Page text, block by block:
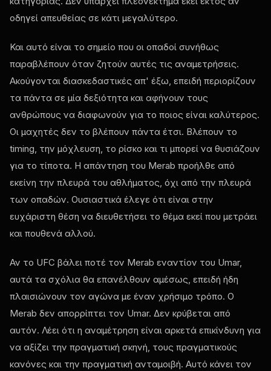
οδηγεί απευθείας σε κάτι μεγαλύτερο.
Και αυτό είναι το σημείο που οι οπαδοί συνήθως
παραβλέπουν όταν ζητούν αυτές τις αναμετρήσεις.
Ακούγονται διασκεδαστικές απ' έξω, επειδή περιορίζουν
τα πάντα σε μία δεξιότητα και αφήνουν τους
ανθρώπους να διαφωνούν για το ποιος είναι καλύτερος.
Οι μαχητές δεν το βλέπουν πάντα έτσι. Βλέπουν το
timing, την μόχλευση, το ρίσκο και τι μπορεί να θυσιάζουν
για το τίποτα. Η απάντηση του Merab προήλθε από
εκείνη την πλευρά του αθλήματος, όχι από την πλευρά
των οπαδών. Ουσιαστικά έλεγε ότι είναι στην
ευχάριστη θέση να διευθετήσει το θέμα εκεί που μετράει
και πουθενά αλλού.
Αν το UFC βάλει ποτέ τον Merab εναντίον του Umar,
αυτά τα σχόλια θα επανέλθουν αμέσως, επειδή ήδη
πλαισιώνουν τον αγώνα με έναν χρήσιμο τρόπο. Ο
Merab δεν απορρίπτει τον Umar. Δεν κρύβεται από
αυτόν. Λέει ότι η αναμέτρηση είναι αρκετά επικίνδυνη για
να αξίζει την πραγματική σκηνή, τους πραγματικούς
κανόνες και την πραγματική ανταμοιβή. Αυτό κάνει τον